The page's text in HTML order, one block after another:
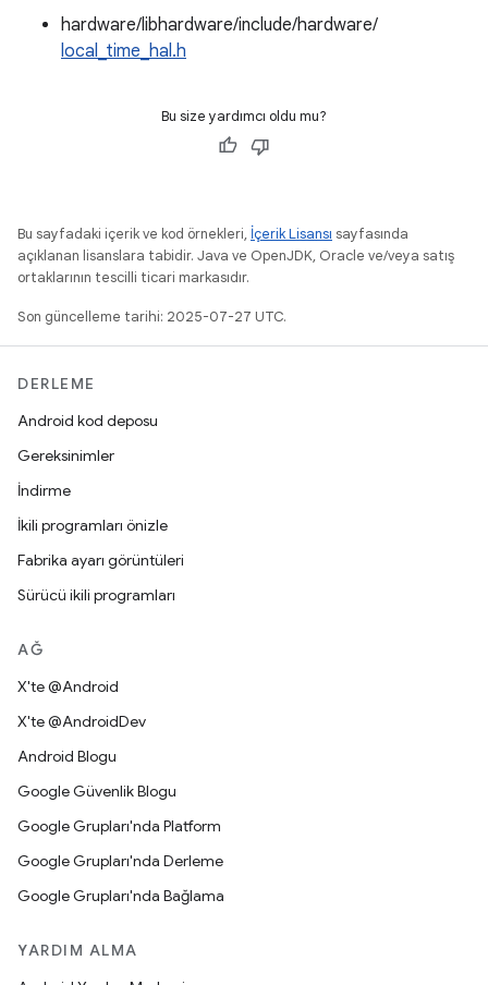
hardware/libhardware/include/hardware/
local_time_hal.h
Bu size yardımcı oldu mu?
Bu sayfadaki içerik ve kod örnekleri, İçerik Lisansı sayfasında
açıklanan lisanslara tabidir. Java ve OpenJDK, Oracle ve/veya satış
ortaklarının tescilli ticari markasıdır.
Son güncelleme tarihi: 2025-07-27 UTC.
DERLEME
Android kod deposu
Gereksinimler
İndirme
İkili programları önizle
Fabrika ayarı görüntüleri
Sürücü ikili programları
AĞ
X'te @Android
X'te @AndroidDev
Android Blogu
Google Güvenlik Blogu
Google Grupları'nda Platform
Google Grupları'nda Derleme
Google Grupları'nda Bağlama
YARDIM ALMA